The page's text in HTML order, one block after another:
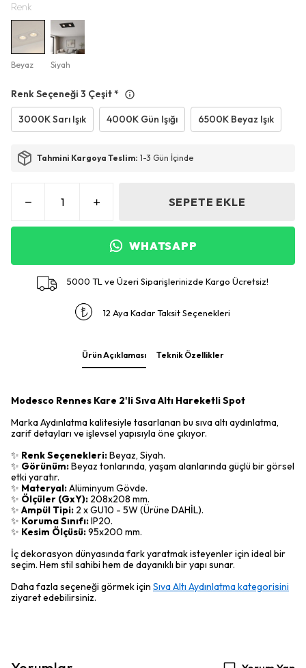
Renk
Beyaz Siyah
Renk Seçeneği 3 Çeşit*
3000K Sarı Işık 4000K Gün Işığı 6500K Beyaz Işık
Tahmini Kargoya Teslim: 1-3 Gün İçinde
SEPETE EKLE
WHATSAPP
5000 TL ve Üzeri Siparişlerinizde Kargo Ücretsiz!
12 Aya Kadar Taksit Seçenekleri
Ürün Açıklaması Teknik Özellikler
Modesco Rennes Kare 2'li Sıva Altı Hareketli Spot
Marka Aydınlatma kalitesiyle tasarlanan bu sıva altı aydınlatma,
zarif detayları ve işlevsel yapısıyla öne çıkıyor.
✨ Renk Seçenekleri:Beyaz, Siyah.
✨ Görünüm:Beyaz tonlarında, yaşam alanlarında güçlü bir görsel
etki yaratır.
✨ Materyal:Alüminyum Gövde.
✨ Ölçüler (GxY): 208x208 mm.
✨ Ampül Tipi: 2 x GU10 - 5W (Ürüne DAHİL).
✨ Koruma Sınıfı:IP20.
✨ Kesim Ölçüsü:95x200 mm.
İç dekorasyon dünyasında fark yaratmak isteyenler için ideal bir
seçim. Hem stil sahibi hem de dayanıklı bir yapı sunar.
Daha fazla seçeneği görmek için Sıva Altı Aydınlatma kategorisini
ziyaret edebilirsiniz.